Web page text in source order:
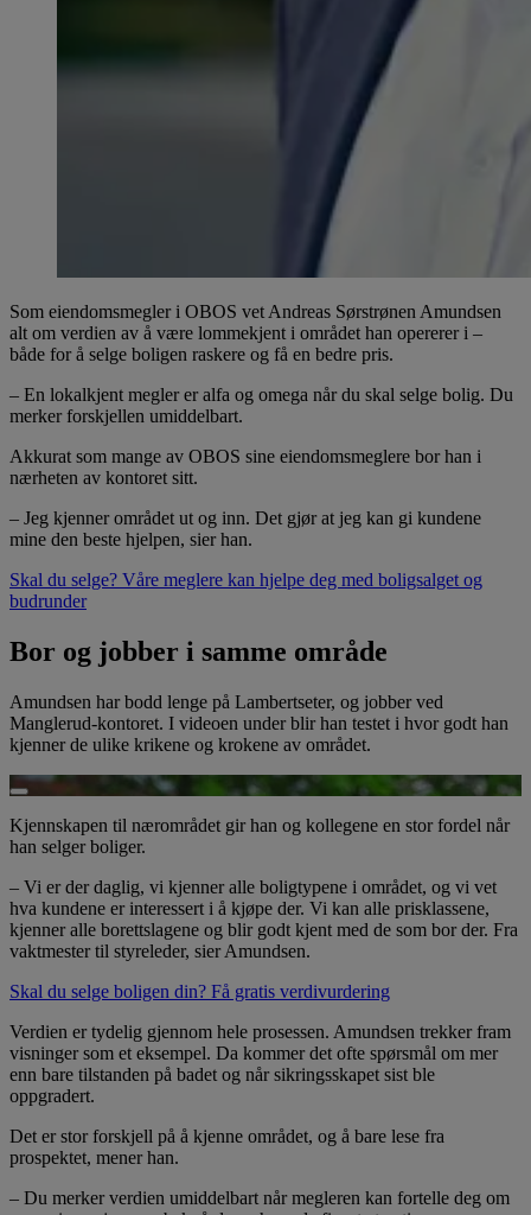
Som eiendomsmegler i OBOS vet Andreas Sørstrønen Amundsen
alt om verdien av å være lommekjent i området han opererer i –
både for å selge boligen raskere og få en bedre pris.
– En lokalkjent megler er alfa og omega når du skal selge bolig. Du
merker forskjellen umiddelbart.
Akkurat som mange av OBOS sine eiendomsmeglere bor han i
nærheten av kontoret sitt.
– Jeg kjenner området ut og inn. Det gjør at jeg kan gi kundene
mine den beste hjelpen, sier han.
Skal du selge? Våre meglere kan hjelpe deg med boligsalget og
budrunder
Bor og jobber i samme område
Amundsen har bodd lenge på Lambertseter, og jobber ved
Manglerud-kontoret. I videoen under blir han testet i hvor godt han
kjenner de ulike krikene og krokene av området.
Spill av video
Kjennskapen til nærområdet gir han og kollegene en stor fordel når
han selger boliger.
– Vi er der daglig, vi kjenner alle boligtypene i området, og vi vet
hva kundene er interessert i å kjøpe der. Vi kan alle prisklassene,
kjenner alle borettslagene og blir godt kjent med de som bor der. Fra
vaktmester til styreleder, sier Amundsen.
Skal du selge boligen din? Få gratis verdivurdering
Verdien er tydelig gjennom hele prosessen. Amundsen trekker fram
visninger som et eksempel. Da kommer det ofte spørsmål om mer
enn bare tilstanden på badet og når sikringsskapet sist ble
oppgradert.
Det er stor forskjell på å kjenne området, og å bare lese fra
prospektet, mener han.
– Du merker verdien umiddelbart når megleren kan fortelle deg om